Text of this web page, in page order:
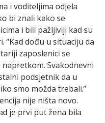
i voditeljima odjela
bi znali kako se
i bili pažljiviji kad su
“Kad dođu u situaciju da
zaposlenici se
Svakodnevni
podsjetnik da u
smo možda trebali.”
nije ništa novo.
je prvi put žena bila